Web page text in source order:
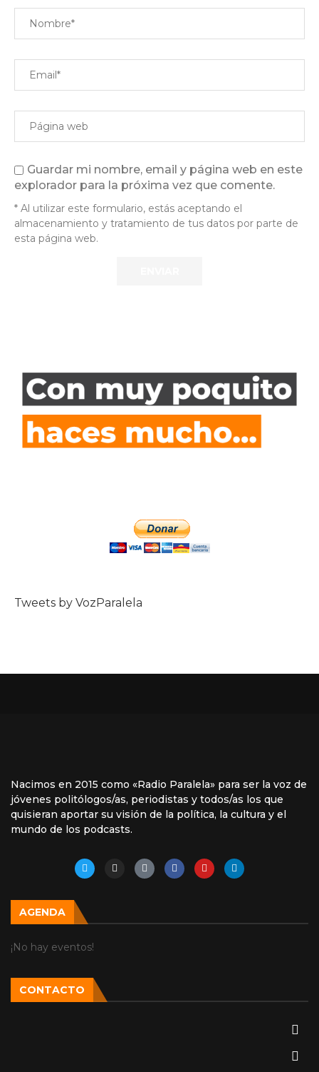
Guardar mi nombre, email y página web en este
explorador para la próxima vez que comente.
* Al utilizar este formulario, estás aceptando el
almacenamiento y tratamiento de tus datos por parte de
esta página web.
Tweets by VozParalela
Nacimos en 2015 como «Radio Paralela» para ser la voz de
jóvenes politólogos/as, periodistas y todos/as los que
quisieran aportar su visión de la política, la cultura y el
mundo de los podcasts.
AGENDA
¡No hay eventos!
CONTACTO